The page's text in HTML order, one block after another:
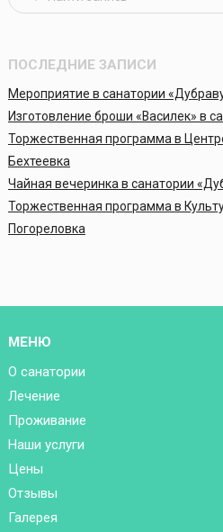
ПОСЛЕДНИЕ ЗАПИСИ
Мероприятие в санатории
Изготовление броши «Василек» в
Торжественная программа в
Бехтеевка
Чайная вечеринка в санатории
Торжественная программа в
Погореловка
МЕНЮ
О санатории
Лечение
Проживание
Наши услуги
Цены
Отзывы
Галерея